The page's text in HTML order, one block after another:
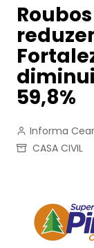
59,8%
Informa
CASA CIVIL